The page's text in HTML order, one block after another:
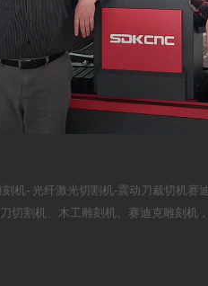
机- 光纤激光切割机-震动刀裁切机
切割机 木工雕刻机 、赛迪克雕刻机